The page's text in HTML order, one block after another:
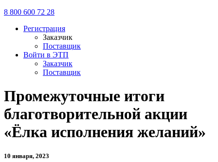
8 800 600 72 28
Регистрация
Заказчик
Поставщик
Войти в ЭТП
Заказчик
Поставщик
Промежуточные итоги
благотворительной акции
«Ёлка исполнения желаний»
10 января, 2023